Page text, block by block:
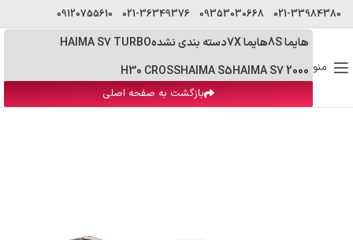
021-33984380
09353030668
021-36349376
09120755610
منو
هایما 8S هایما 7X دسته بندی نشدهHAIMA S7 TURBO
HAIMA S7 2000
HAIMA S5
H30 CROSS
بازگشت به صفحه اصلی